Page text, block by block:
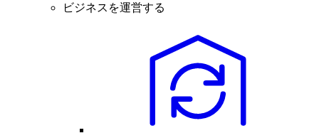
ビジネスを運営する